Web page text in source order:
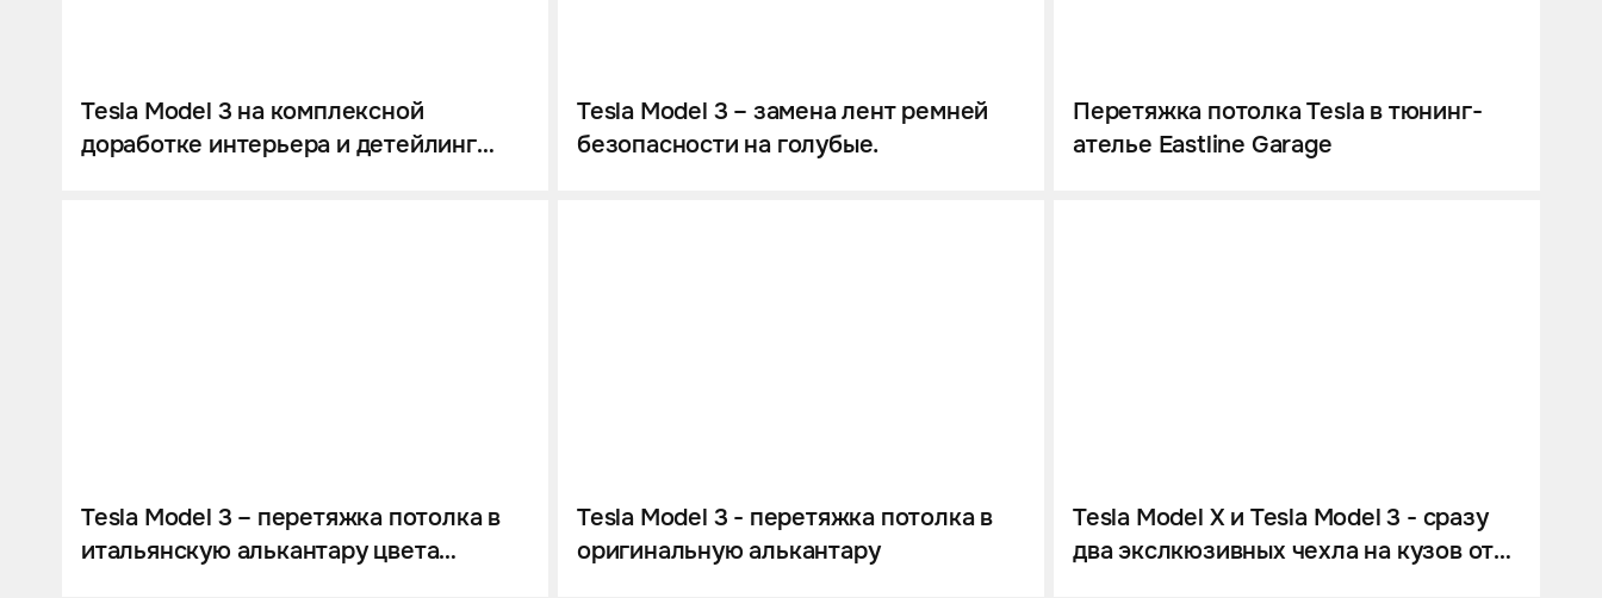
Активный выхлоп
Tesla Model 3 на комплексной
доработке интерьера и детейлинг
Tesla Model 3 – замена лент ремней
безопасности на голубые.
Перетяжка потолка Tesla в тюнинг-
ателье Eastline Garage
Tesla Model 3 – перетяжка потолка в
итальянскую алькантару цвета
Tesla Model 3 - перетяжка потолка в
оригинальную алькантару
Tesla Model X и Tesla Model 3 - сразу
два экслкюзивных чехла на кузов от